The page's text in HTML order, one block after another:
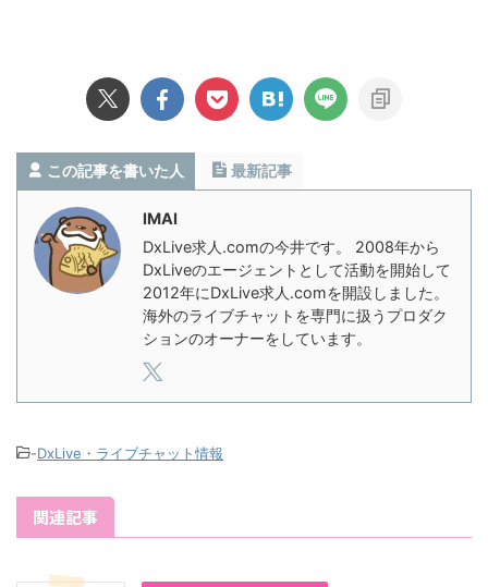
この記事を書いた人 最新記事
IMAI
DxLive求人.comの今井です。 2008年から
DxLiveのエージェントとして活動を開始して
2012年にDxLive求人.comを開設しました。
海外のライブチャットを専門に扱うプロダク
ションのオーナーをしています。
-DxLive・ライブチャット情報
関連記事